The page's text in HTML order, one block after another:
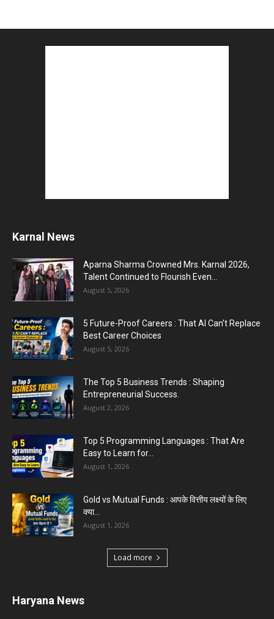
Karnal News
Aparna Sharma Crowned Mrs. Karnal 2026,
Talent Continued to Flourish Even...
August 5, 2026
5 Future-Proof Careers : That AI Can’t Replace
Best Career Choices
August 5, 2026
The Top 5 Business Trends : Shaping
Entrepreneurial Success.
August 2, 2026
Top 5 Programming Languages : That Are
Easy to Learn for...
August 1, 2026
Gold vs Mutual Funds : आपके वित्तीय लक्ष्यों के लिए
क्या...
August 1, 2026
Load more
Haryana News